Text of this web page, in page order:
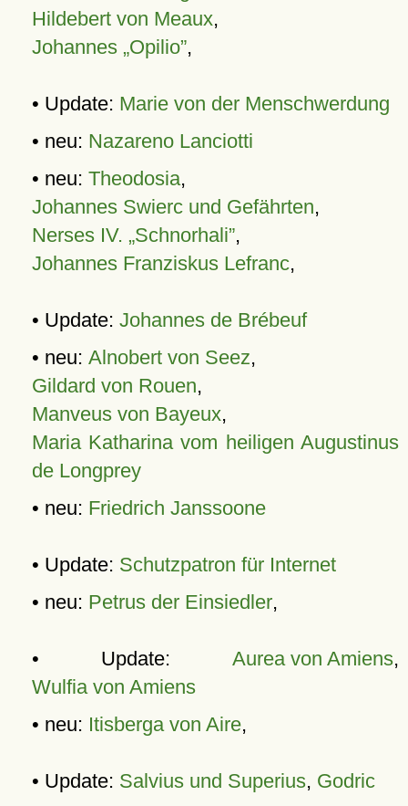
Hildebert von Meaux,
Johannes „Opilio”,
• Update: Marie von der Menschwerdung
• neu: Nazareno Lanciotti
• neu: Theodosia,
Johannes Swierc und Gefährten,
Nerses IV. „Schnorhali”,
Johannes Franziskus Lefranc,
• Update: Johannes de Brébeuf
• neu: Alnobert von Seez,
Gildard von Rouen,
Manveus von Bayeux,
Maria Katharina vom heiligen Augustinus
de Longprey
• neu: Friedrich Janssoone
• Update: Schutzpatron für Internet
• neu: Petrus der Einsiedler,
• Update: Aurea von Amiens,
Wulfia von Amiens
• neu: Itisberga von Aire,
• Update: Salvius und Superius, Godric